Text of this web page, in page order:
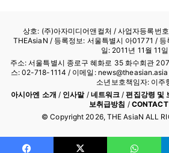
상호: (주)아자미디어앤컬처 /사업자등록번
THEAsiaN / 등록정보: 서울특별시 아01771 /
일: 2011년 11월 11일
주소: 서울특별시 종로구 혜화로 35 화수회관
스: 02-718-1114 / 이메일: news@theasian.asia
소년보호책임자: 이주
아시아엔 소개 / 인사말/ 네트워크 /편집강령 및
보취급방침 /
© Copyright 2026, THE AsiaN ALL